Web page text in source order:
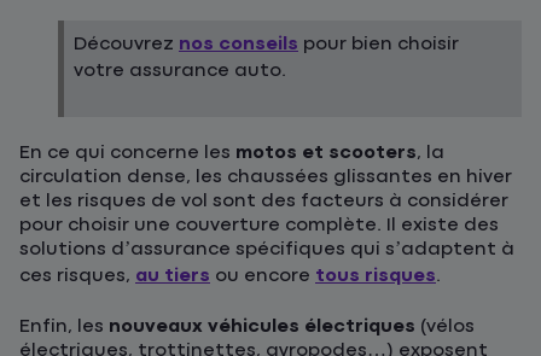
Découvrez nos conseils pour bien choisir
votre assurance auto.
En ce qui concerne les motos et scooters, la
circulation dense, les chaussées glissantes en hiver
et les risques de vol sont des facteurs à considérer
pour choisir une couverture complète. Il existe des
solutions d’assurance spécifiques qui s’adaptent à
ces risques, au tiers ou encore tous risques.
Enfin, les nouveaux véhicules électriques (vélos
électriques, trottinettes, gyropodes…) exposent